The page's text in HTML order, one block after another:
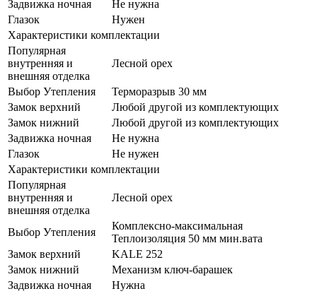
Задвижка ночная
Не нужна
Глазок
Нужен
Характеристики комплектации
Популярная
внутренняя и
внешняя отделка
Лесной орех
Выбор Утепления
Терморазрыв 30 мм
Замок верхний
Любой другой из комплектующих
Замок нижний
Любой другой из комплектующих
Задвижка ночная
Не нужна
Глазок
Не нужен
Характеристики комплектации
Популярная
внутренняя и
внешняя отделка
Лесной орех
Выбор Утепления
Комплексно-максимальная
Теплоизоляция 50 мм мин.вата
Замок верхний
KALE 252
Замок нижний
Механизм ключ-барашек
Задвижка ночная
Нужна